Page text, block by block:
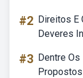
#2 Direitos E
Deveres
#3 Dentre